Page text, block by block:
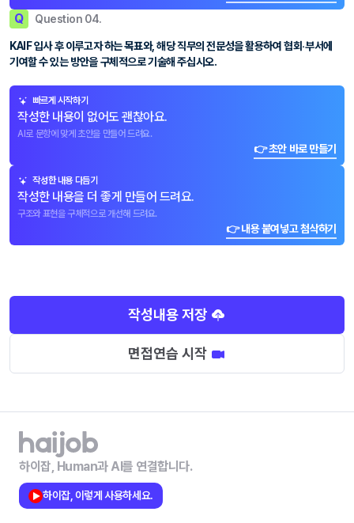
Q Question 04.
KAIF 입사 후 이루고자 하는 목표와, 해당 직무의 전문성을 활용하여 협회‧부서에
기여할 수 있는 방안을 구체적으로 기술해 주십시오.
빠르게 시작하기
작성한 내용이 없어도 괜찮아요.
AI로 문항에 맞게 초안을 만들어 드려요.
👉 초안 바로 만들기
작성한 내용 다듬기
작성한 내용을 더 좋게 만들어 드려요.
구조와 표현을 구체적으로 개선해 드려요.
👉 내용 붙여넣고 첨삭하기
작성내용 저장
면접연습 시작
하이잡, Human과 AI를 연결합니다.
하이잡, 이렇게 사용하세요.